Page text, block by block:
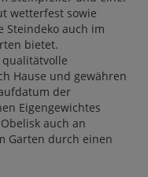
wetterfest sowie
Steindeko auch im
bietet.
Hause und gewähren
der
Eigengewichtes
auch an
Garten durch einen